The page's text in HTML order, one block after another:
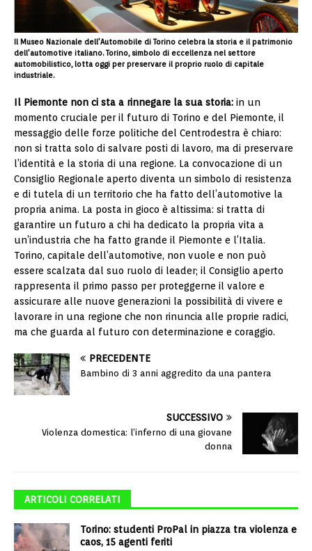
Il Museo Nazionale dell’Automobile di Torino celebra la storia e il patrimonio
dell’automotive italiano. Torino, simbolo di eccellenza nel settore
automobilistico, lotta oggi per preservare il proprio ruolo di capitale
industriale.
Il Piemonte non ci sta a rinnegare la sua storia: in un
momento cruciale per il futuro di Torino e del Piemonte, il
messaggio delle forze politiche del Centrodestra è chiaro:
non si tratta solo di salvare posti di lavoro, ma di preservare
l’identità e la storia di una regione. La convocazione di un
Consiglio Regionale aperto diventa un simbolo di resistenza
e di tutela di un territorio che ha fatto dell’automotive la
propria anima. La posta in gioco è altissima: si tratta di
garantire un futuro a chi ha dedicato la propria vita a
un’industria che ha fatto grande il Piemonte e l’Italia.
Torino, capitale dell’automotive, non vuole e non può
essere scalzata dal suo ruolo di leader; il Consiglio aperto
rappresenta il primo passo per proteggerne il valore e
assicurare alle nuove generazioni la possibilità di vivere e
lavorare in una regione che non rinuncia alle proprie radici,
ma che guarda al futuro con determinazione e coraggio.
PRECEDENTE
Bambino di 3 anni aggredito da una pantera
SUCCESSIVO
Violenza domestica: l’inferno di una giovane
donna
ARTICOLI CORRELATI
Torino: studenti ProPal in piazza tra violenza e
caos, 15 agenti feriti